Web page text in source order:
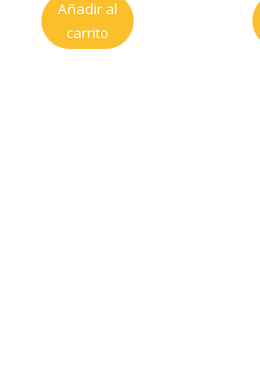
Añadir al
carrito